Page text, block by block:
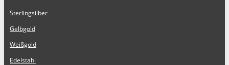
Sterlingsilber
Gelbgold
Weißgold
Edelstahl